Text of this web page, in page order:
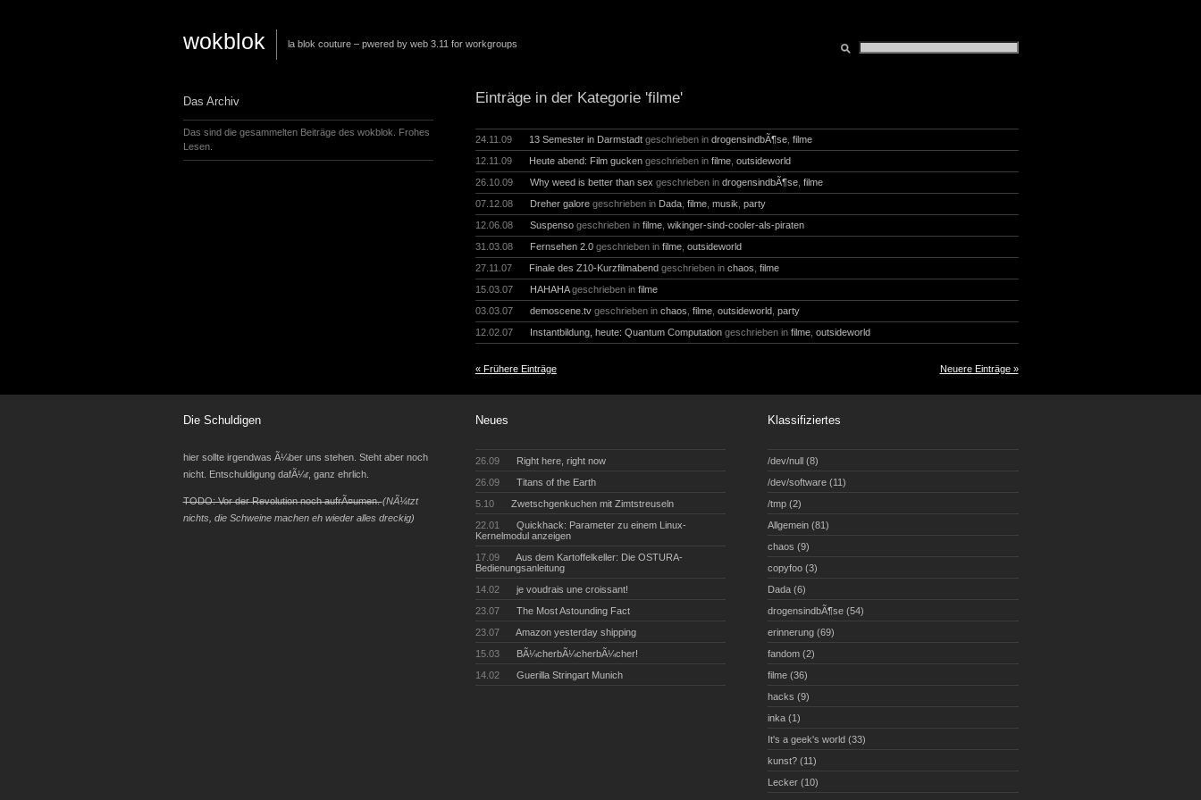
wokblok la blok couture – pwered by web 3.11 for workgroups
Einträge in der Kategorie 'filme'
24.11.09 13 Semester in Darmstadt geschrieben indrogensindbÃ¶se ,filme
12.11.09
Heute abend: Film gucken geschrieben infilme ,outsideworld
26.10.09
Why weed is better than sex geschrieben indrogensindbÃ¶se ,filme
07.12.08
Dreher galore geschrieben in Dada ,filme ,musik ,party
12.06.08
Suspenso geschrieben infilme ,wikinger-sind-cooler-als-piraten
31.03.08
Fernsehen 2.0 geschrieben infilme ,outsideworld
27.11.07
Finale des Z10-Kurzfilmabend geschrieben inchaos ,filme
15.03.07
HAHAHAgeschrieben infilme
03.03.07
demoscene.tv geschrieben inchaos ,filme ,outsideworld ,party
12.02.07
Instantbildung, heute: Quantum Computation geschrieben infilme ,outsideworld
« Frühere Einträge Neuere Einträge »
Das Archiv
Das sind die gesammelten Beiträge des wokblok. Frohes
Lesen.
Die Schuldigen
hier sollte irgendwas Ã¼ber uns stehen. Steht aber noch
nicht. Entschuldigung dafÃ¼r, ganz ehrlich.
TODO: Vor der Revolution noch aufrÃ¤umen.(NÃ¼tzt
nichts, die Schweine machen eh wieder alles dreckig)
Neues
26.09
Right here, right now
26.09
Titans of the Earth
5.10
Zwetschgenkuchen mit Zimtstreuseln
22.01
Quickhack: Parameter zu einem Linux-
Kernelmodul anzeigen
17.09
Aus dem Kartoffelkeller: Die OSTURA-
Bedienungsanleitung
14.02
je voudrais une croissant!
23.07
The Most Astounding Fact
23.07
Amazon yesterday shipping
15.03
BÃ¼cherbÃ¼cherbÃ¼cher!
14.02
Guerilla Stringart Munich
Klassifiziertes
/dev/null (8)
/dev/software (11)
/tmp (2)
Allgemein (81)
chaos (9)
copyfoo (3)
Dada (6)
drogensindbÃ¶se (54)
erinnerung (69)
fandom (2)
filme (36)
hacks (9)
inka (1)
It's a geek's world (33)
kunst? (11)
Lecker (10)